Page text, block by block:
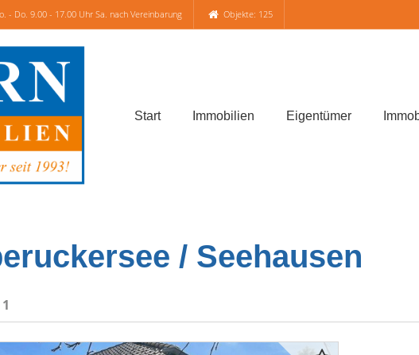
- Do. 9.00 - 17.00 Uhr Sa. nach Vereinbarung Objekte: 125
Start Immobilien Eigentümer
/ Seehausen
1